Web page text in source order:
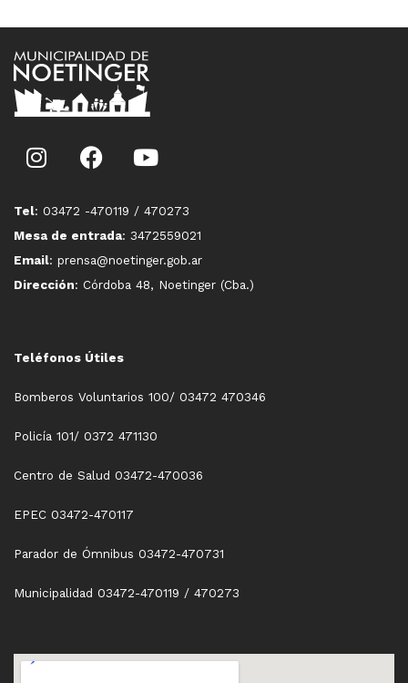
Tel: 03472 -470119 / 470273
Mesa de entrada: 3472559021
Email: prensa@noetinger.gob.ar
Dirección: Córdoba 48, Noetinger (Cba.)
Teléfonos Útiles
Bomberos Voluntarios 100/ 03472 470346
Policía 101/ 0372 471130
Centro de Salud 03472-470036
EPEC 03472-470117
Parador de Ómnibus 03472-470731
Municipalidad 03472-470119 / 470273